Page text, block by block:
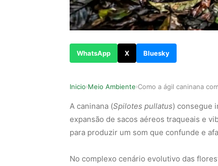
WhatsApp X Bluesky
Inicio›Meio Ambiente›
A caninana (Spilotes pullatus) consegue
expansão de sacos aéreos traqueais e
para produzir um som que confunde e
No complexo cenário evolutivo das